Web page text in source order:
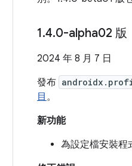
1.4.0-alpha02 版
2024 年 8 月 7 日
發布
目 。
新功能
為設定檔安裝程